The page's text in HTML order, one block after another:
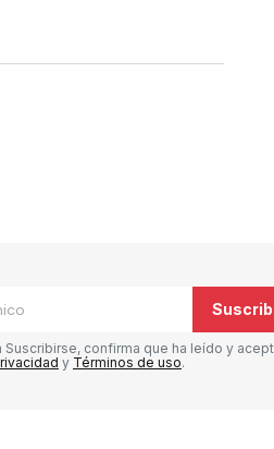
confirma que ha leído y
y Términos de uso.